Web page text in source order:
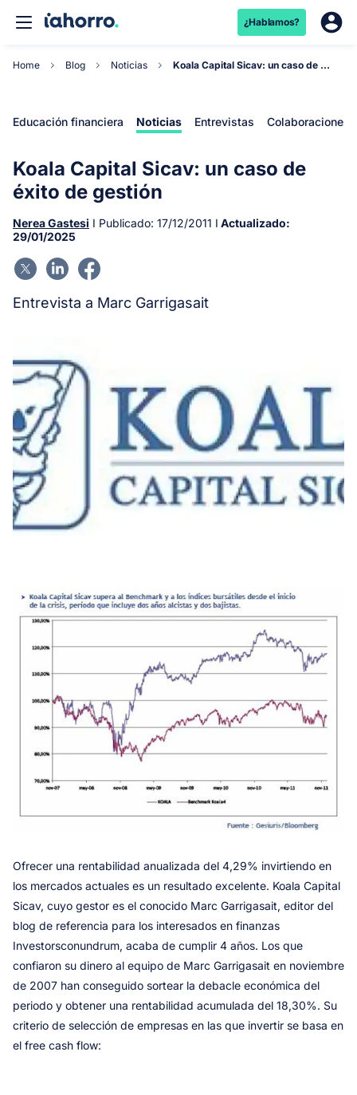
¿Hablamos?
Home Blog Noticias Koala Capital Sicav: un caso de éxito de gestión
Educación financiera Noticias Entrevistas Colaboraciones
Koala Capital Sicav: un caso de
éxito de gestión
Nerea Gastesi I Publicado: 17/12/2011 I Actualizado:
29/01/2025
Entrevista a Marc Garrigasait
Ofrecer una rentabilidad anualizada del 4,29% invirtiendo en
los mercados actuales es un resultado excelente. Koala Capital
Sicav, cuyo gestor es el conocido Marc Garrigasait, editor del
blog de referencia para los interesados en finanzas
Investorsconundrum, acaba de cumplir 4 años. Los que
confiaron su dinero al equipo de Marc Garrigasait en noviembre
de 2007 han conseguido sortear la debacle económica del
periodo y obtener una rentabilidad acumulada del 18,30%. Su
criterio de selección de empresas en las que invertir se basa en
el free cash flow: